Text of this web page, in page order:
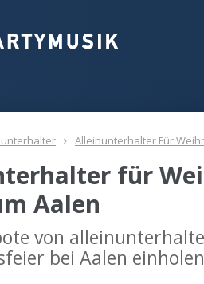
Alleinunterhalter Für
für
Aalen
von
bei Aalen einholen